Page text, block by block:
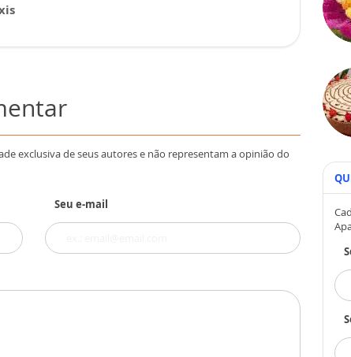
exclusiva de seus autores e não representam a opinião do
Seu e-mail